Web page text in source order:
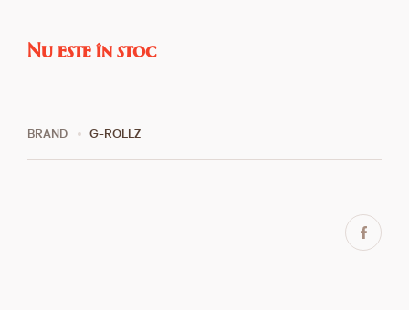
Nu este în stoc
BRAND G-ROLLZ